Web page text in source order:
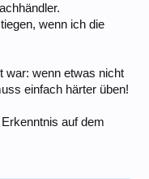
wenn ich die
war: wenn etwas nicht
einfach härter üben!
auf dem